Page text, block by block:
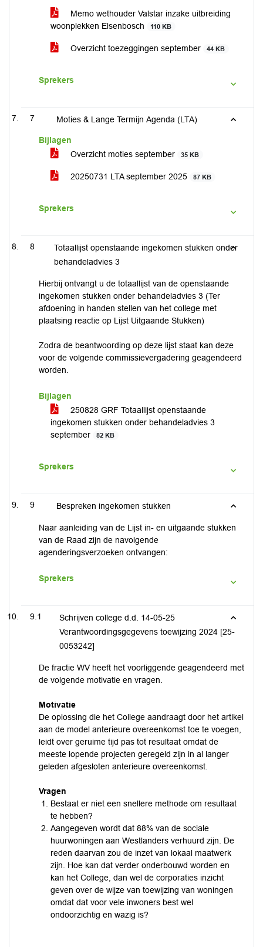
Memo wethouder Valstar inzake uitbreiding
woonplekken Elsenbosch
110 KB
Overzicht toezeggingen september 44 KB
Sprekers
7 Moties & Lange Termijn Agenda (LTA)
Bijlagen
Overzicht moties september
35 KB
20250731 LTA september 2025 87 KB
Sprekers
8
Totaallijst openstaande ingekomen stukken onder
behandeladvies 3
Hierbij ontvangt u de totaallijst van de openstaande
ingekomen stukken onder behandeladvies 3 (Ter
afdoening in handen stellen van het college met
plaatsing reactie op Lijst Uitgaande Stukken)
Zodra de beantwoording op deze lijst staat kan deze
voor de volgende commissievergadering geagendeerd
worden.
Bijlagen
250828 GRF Totaallijst openstaande
ingekomen stukken onder behandeladvies 3
september
82 KB
Sprekers
9 Bespreken ingekomen stukken
Naar aanleiding van de Lijst in- en uitgaande stukken
van de Raad zijn de navolgende
agenderingsverzoeken ontvangen:
Sprekers
9.1
Schrijven college d.d. 14-05-25
Verantwoordingsgegevens toewijzing 2024 [25-
0053242]
De fractie WV heeft het voorliggende geagendeerd met
de volgende motivatie en vragen.
Motivatie
De oplossing die het College aandraagt door het artikel
aan de model anterieure overeenkomst toe te voegen,
leidt over geruime tijd pas tot resultaat omdat de
meeste lopende projecten geregeld zijn in al langer
geleden afgesloten anterieure overeenkomst.
Vragen
Bestaat er niet een snellere methode om resultaat
te hebben?
Aangegeven wordt dat 88% van de sociale
huurwoningen aan Westlanders verhuurd zijn. De
reden daarvan zou de inzet van lokaal maatwerk
zijn. Hoe kan dat verder onderbouwd worden en
kan het College, dan wel de corporaties inzicht
geven over de wijze van toewijzing van woningen
omdat dat voor vele inwoners best wel
ondoorzichtig en wazig is?